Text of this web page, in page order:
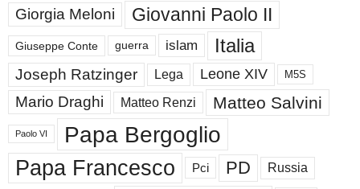
Giorgia Meloni Giovanni Paolo II
Giuseppe Conte guerra islam Italia
Joseph Ratzinger Lega Leone XIV M5S
Mario Draghi Matteo Renzi Matteo Salvini
Paolo VI Papa Bergoglio
Papa Francesco Pci PD Russia